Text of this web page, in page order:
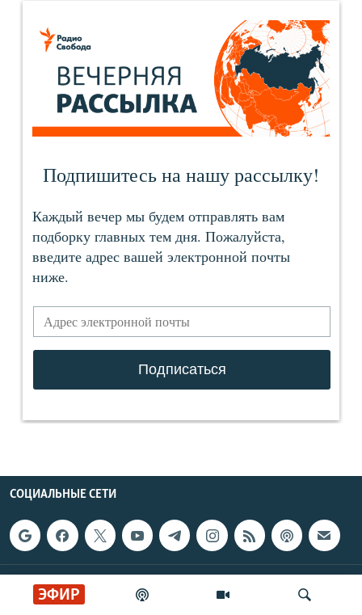
ЭФИР
СОЦИАЛЬНЫЕ СЕТИ
РАДИО СВОБОДА